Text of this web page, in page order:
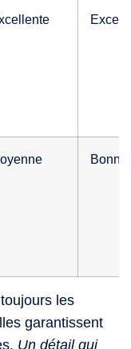
Bonne
les
garantissent
Un détail qui